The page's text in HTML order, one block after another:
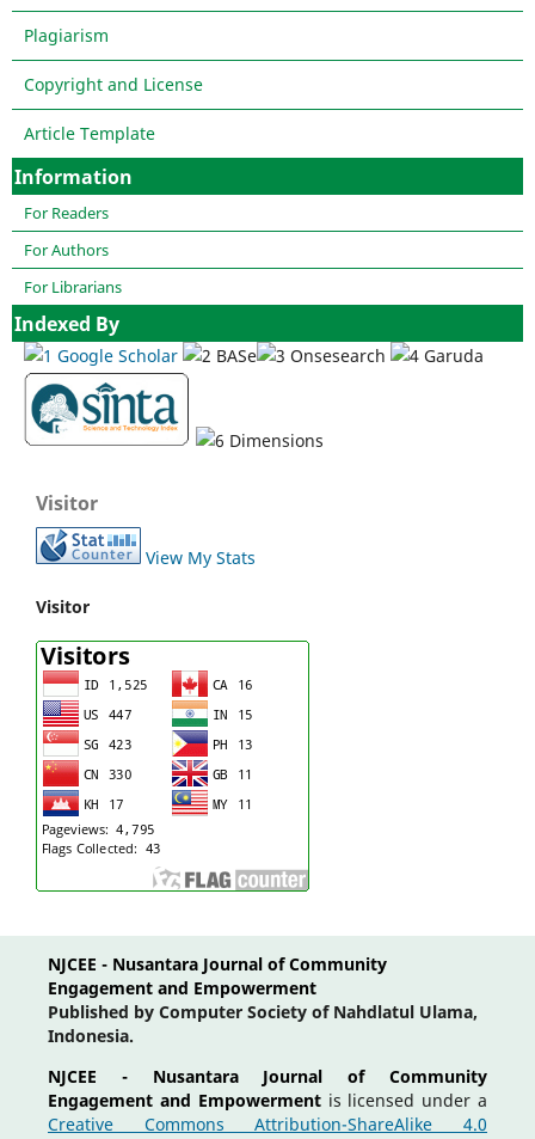
Plagiarism
Copyright and License
Article Template
Information
For Readers
For Authors
For Librarians
Indexed By
Visitor
View My Stats
Visitor
NJCEE - Nusantara Journal of Community
Engagement and Empowerment
Published by Computer Society of Nahdlatul Ulama,
Indonesia.
NJCEE - Nusantara Journal of Community
Engagement and Empowerment is licensed under a
Creative Commons Attribution-ShareAlike 4.0